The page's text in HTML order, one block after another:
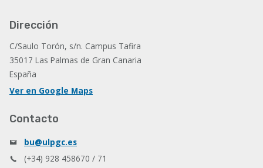
Dirección
C/Saulo Torón, s/n. Campus Tafira
35017 Las Palmas de Gran Canaria
España
Ver en Google Maps
Contacto
bu@ulpgc.es
(+34) 928 458670 / 71